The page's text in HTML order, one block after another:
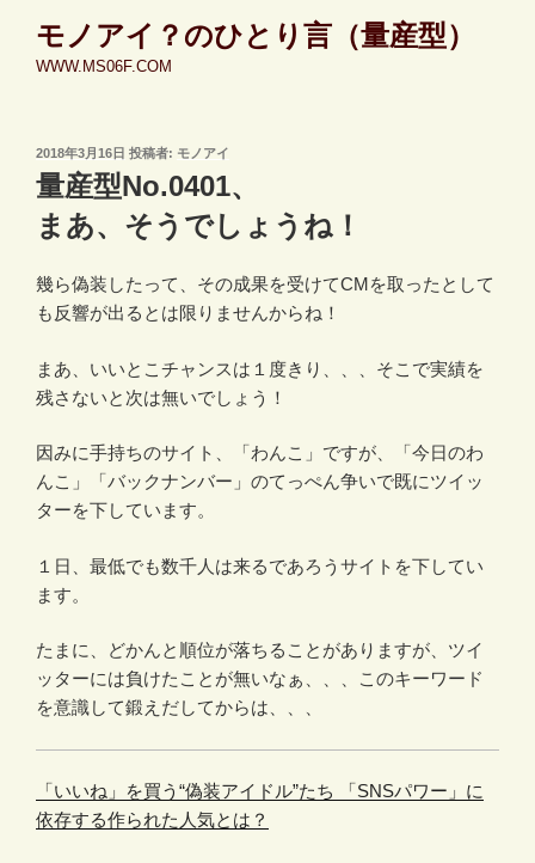
モノアイ？のひとり言（量産型）
WWW.MS06F.COM
投
稿
日:
2018年3月16日 投稿者: モノアイ
量産型No.0401、
まあ、そうでしょうね！
幾ら偽装したって、その成果を受けてCMを取ったとして
も反響が出るとは限りませんからね！
まあ、いいとこチャンスは１度きり、、、そこで実績を
残さないと次は無いでしょう！
因みに手持ちのサイト、「わんこ」ですが、「今日のわ
んこ」「バックナンバー」のてっぺん争いで既にツイッ
ターを下しています。
１日、最低でも数千人は来るであろうサイトを下してい
ます。
たまに、どかんと順位が落ちることがありますが、ツイ
ッターには負けたことが無いなぁ、、、このキーワード
を意識して鍛えだしてからは、、、
「いいね」を買う“偽装アイドル”たち 「SNSパワー」に
依存する作られた人気とは？